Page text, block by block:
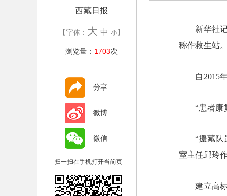
西藏日报
【字体： 大 中 小】
浏览量： 1703次
分享
微博
微信
扫一扫在手机打开当前页
新华社
称作救生站。
自2015
“患者康
“援藏队
室主任邱玲
建立高